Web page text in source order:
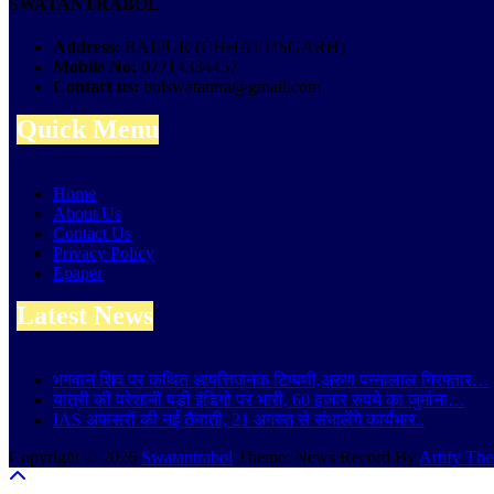
Address: RAIPUR (CHHATTISGARH)
Mobile No: 07714334457
Contact us: bolswatantra@gmail.com
Quick Menu
Home
About Us
Contact Us
Privacy Policy
Epaper
Latest News
भगवान शिव पर कथित आपत्तिजनक टिप्पणी,अरुण पन्नालाल गिरफ्तार…
यात्री की परेशानी पड़ी इंडिगो पर भारी, 60 हजार रुपये का जुर्माना…
IAS अफसरों की नई तैनाती, 21 अगस्त से संभालेंगे कार्यभार..
Copyright © 2026 Swatantrabol Theme: News Record By Artify